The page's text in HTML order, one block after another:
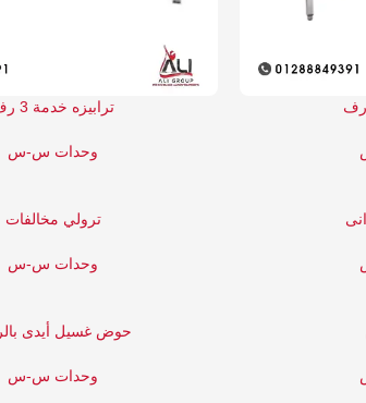
ترابيزه خدمة 3 رف
وحدات س-س
ترولي مخالفات
وحدات س-س
حوض غسيل أيدى
وحدات س-س